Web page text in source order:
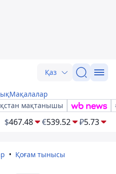
Қаз
Мақалалар
мақтанышы
$467.48 €539.52 ₽5.73
Қоғам тынысы